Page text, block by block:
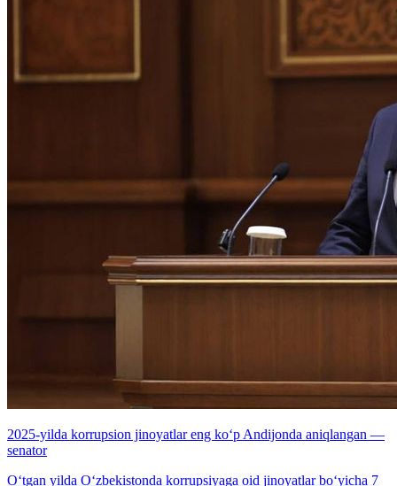
2025-yilda korrupsion jinoyatlar eng ko‘p Andijonda aniqlangan —
senator
Oʻtgan yilda Oʻzbekistonda korrupsiyaga oid jinoyatlar bo‘yicha 7